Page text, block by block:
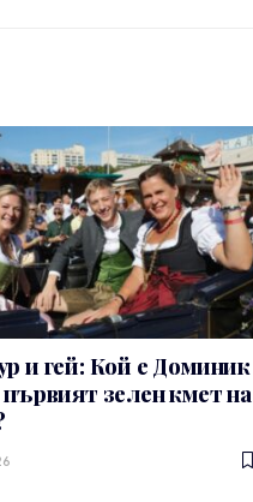
и гей: Кой е Доминик
зелен кмет на